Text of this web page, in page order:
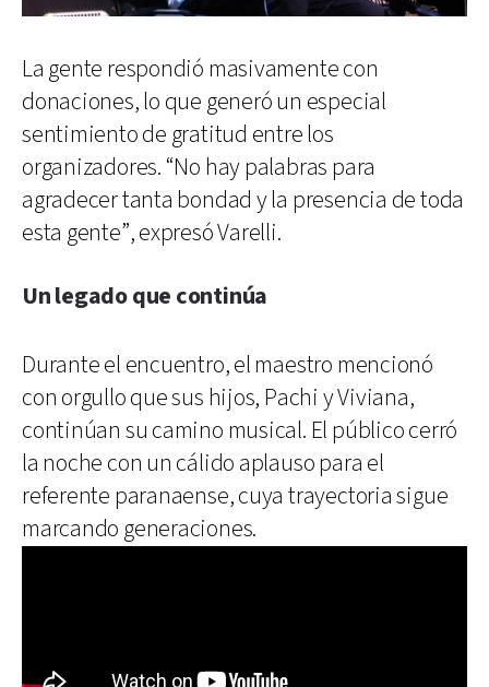
La gente respondió masivamente con
donaciones, lo que generó un especial
sentimiento de gratitud entre los
organizadores. “No hay palabras para
agradecer tanta bondad y la presencia de toda
esta gente”, expresó Varelli.
Un legado que continúa
Durante el encuentro, el maestro mencionó
con orgullo que sus hijos, Pachi y Viviana,
continúan su camino musical. El público cerró
la noche con un cálido aplauso para el
referente paranaense, cuya trayectoria sigue
marcando generaciones.